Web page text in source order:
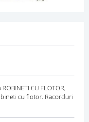
CU FLOTOR,
cu flotor. Racorduri